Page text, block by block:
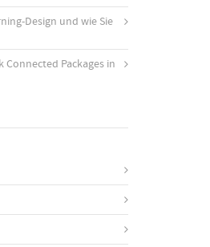
Design und wie Sie
Connected Packages in